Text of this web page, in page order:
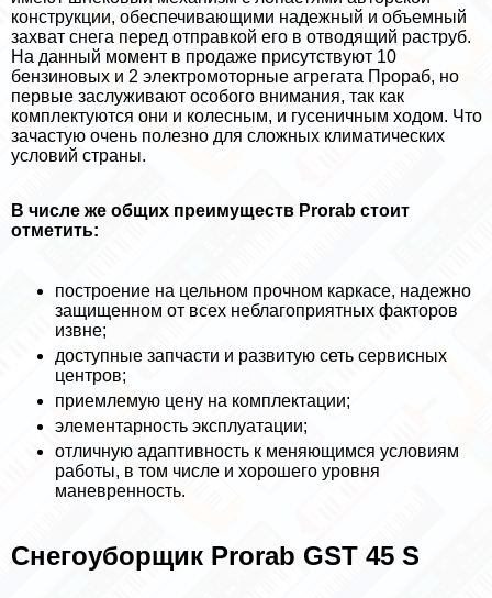
конструкции, обеспечивающими надежный и объемный
захват снега перед отправкой его в отводящий раструб.
На данный момент в продаже присутствуют 10
бензиновых и 2 электромоторные агрегата Прораб, но
первые заслуживают особого внимания, так как
комплектуются они и колесным, и гусеничным ходом. Что
зачастую очень полезно для сложных климатических
условий страны.
В числе же общих преимуществ Prorab стоит
отметить:
построение на цельном прочном каркасе, надежно
защищенном от всех нeблагоприятных факторов
извне;
доступные запчасти и развитую сеть сервисных
центров;
приемлемую цену на комплектации;
элементарность эксплуатации;
отличную адаптивность к меняющимся условиям
работы, в том числе и хорошего уровня
маневренность.
Снегоуборщик Prorab GST 45 S